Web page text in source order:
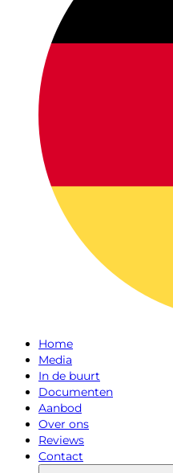
Home
Media
In de buurt
Documenten
Aanbod
Over ons
Reviews
Contact